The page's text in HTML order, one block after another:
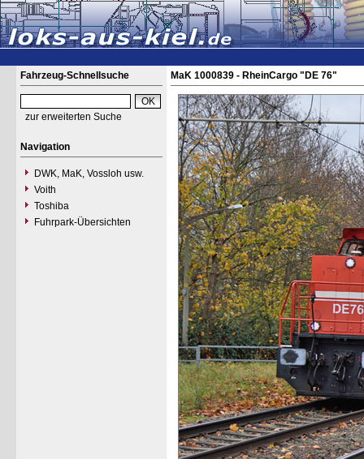
Fahrzeug-Schnellsuche
zur erweiterten Suche
Navigation
DWK, MaK, Vossloh usw.
Voith
Toshiba
Fuhrpark-Übersichten
MaK 1000839 - RheinCargo "DE 76"